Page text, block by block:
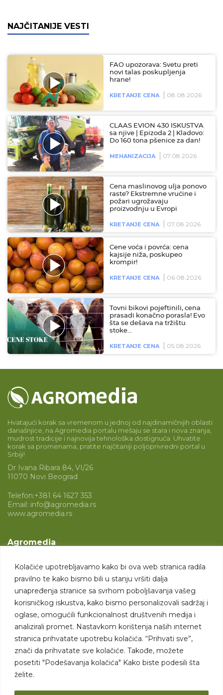
Kolačiće upotrebljavamo kako bi ova web stranica radila
pravilno te kako bismo bili u stanju vršiti dalja
unapređenja stranice sa svrhom poboljšavanja vašeg
korisničkog iskustva, kako bismo personalizovali sadržaj i
oglase, omogućili funkcionalnost društvenih medija i
analizirali promet. Nastavkom korištenja naših internet
stranica prihvatate upotrebu kolačića. “Prihvati sve”,
znači da prihvatate sve kolačiće. Takođe, možete
posetiti "Podešavanja kolačića" Kako biste podesili šta
želite.
NAJČITANIJE VESTI
FAO upozorava: Svetu preti
novi talas poskupljenja
hrane!
KRETANJE CENA 08.08.2026
CLAAS EVION 430 ISKUSTVA
sa njive | Epizoda 2 | Kladovo:
Do 160 tona pšenice za dan!
MEHANIZACIJA 07.08.2026
Cena maslinovog ulja ponovo
raste? Ekstremne vrućine i
požari ugrožavaju
proizvodnju u Evropi
KRETANJE CENA 07.08.2026
Cene voća i povrća: cena
kajsije niža, poskupeo
krompir!
KRETANJE CENA 06.08.2026
Tovni bikovi pojeftinili, cena
prasadi konačno porasla! Evo
šta se dešava na tržištu
stoke…
KRETANJE CENA 05.08.2026
Hvatajući korak sa vremenom u jednoj od najdinamičnijih oblasti
današnjice, na Agromedia portalu mešaju se stara i nova znanja,
mudrost tradicije i najnovija tehnološka dostignuća. Uhvatite
korak sa promenama, pratite najčitaniji poljoprivredni portal u
Srbiji!
Dr Ivana Ribara 84, VI/26
11070 Novi Beograd
Telefon:+381 64 1627 353
Email: info@agromedia.rs
www.agromedia.rs
Agromedia
Svet poljoprivrede
Marketing usluge
Tražimo saradnike
Kontakt
Kontakt